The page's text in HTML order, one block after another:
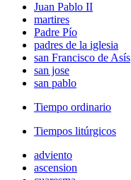
Juan Pablo II
martires
Padre Pío
padres de la iglesia
san Francisco de Asís
san jose
san pablo
Tiempo ordinario
Tiempos litúrgicos
adviento
ascension